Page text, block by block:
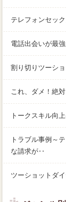
テレフォンセッ
電話出会いが最強
割り切りツーショ
これ、ダメ！絶
トークスキル向
トラブル事例～
な請求が‥
ツーショットダ